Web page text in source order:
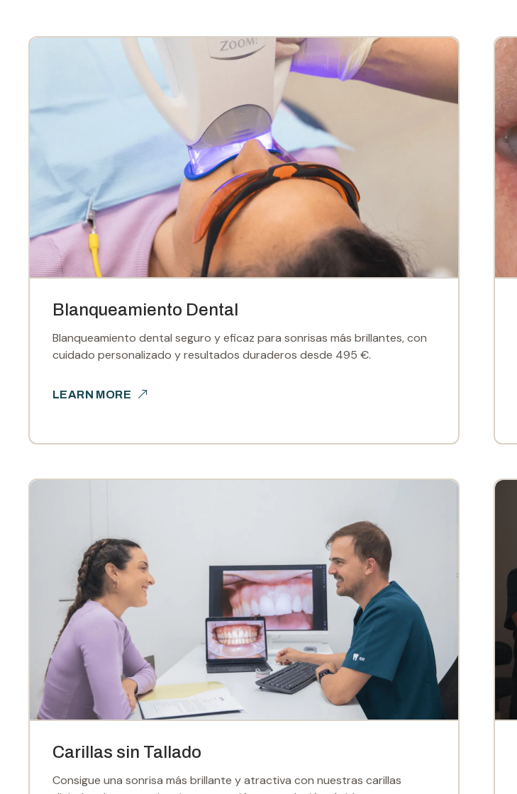
Blanqueamiento Dental
Blanqueamiento dental seguro y eficaz para sonrisas más brillantes, con
cuidado personalizado y resultados duraderos desde 495 €.
LEARN MORE
Carillas sin Tallado
Consigue una sonrisa más brillante y atractiva con nuestras carillas